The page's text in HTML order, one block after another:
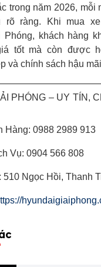
trong năm 2026, mỗi
rõ ràng. Khi mua
Phóng, khách hàng
tốt mà còn được
và chính sách hậu
PHÓNG – UY TÍN,
Hàng: 0988 2989 913
Vụ: 0904 566 808
510 Ngọc Hồi, Thanh